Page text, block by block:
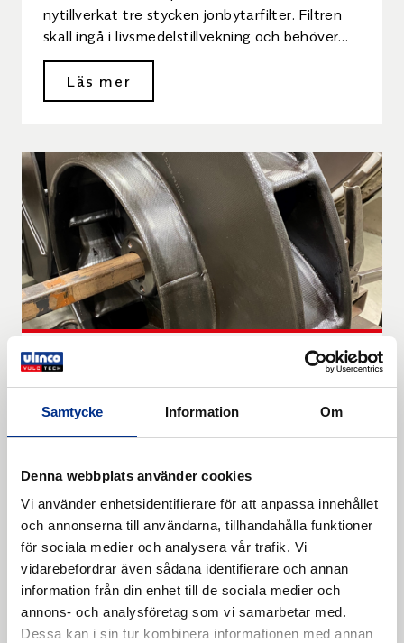
Samtycke Information Om
Denna webbplats använder cookies
Vi använder enhetsidentifierare för att anpassa innehållet
och annonserna till användarna, tillhandahålla funktioner
för sociala medier och analysera vår trafik. Vi
vidarebefordrar även sådana identifierare och annan
information från din enhet till de sociala medier och
annons- och analysföretag som vi samarbetar med.
Dessa kan i sin tur kombinera informationen med annan
nytillverkat tre stycken jonbytarfilter. Filtren
skall ingå i livsmedelstillvekning och behöver
därför en livsmedelsgodkänd
korrosionsskyddsbeläggning invändigt. […]
Läs mer
Hårdgummibeläggning av
fläkthjul och fläkthus
Våran kund behövde korrosionsskydd för en
aggressiva kemikalier. Vi rekommenderade
hårdgummibeläggning med CHEMONIT 181,
tjocklek 3 mm, och fick […]
Läs mer